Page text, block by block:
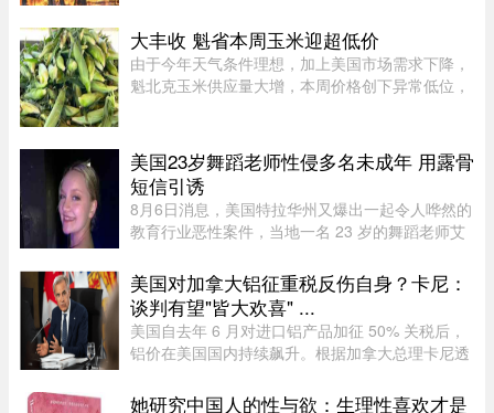
均为66起火灾，受影响面积约111 ...
大丰收 魁省本周玉米迎超低价
由于今年天气条件理想，加上美国市场需求下降，
魁北克玉米供应量大增，本周价格创下异常低位，
人David Côté表示， ...
美国23岁舞蹈老师性侵多名未成年 用露骨
短信引诱
8月6日消息，美国特拉华州又爆出一起令人哗然的
教育行业恶性案件，当地一名 23 岁的舞蹈老师艾
舞蹈工作室的两名未成年学生实施性虐待，还通过
电子设备引诱青少年，面临 ...
美国对加拿大铝征重税反伤自身？卡尼：
谈判有望"皆大欢喜" ...
美国自去年 6 月对进口铝产品加征 50% 关税后，
铝价在美国国内持续飙升。根据加拿大总理卡尼透
物价指数上涨了 52%。卡尼在魁省一处 Rio Tinto
她研究中国人的性与欲：生理性喜欢才是